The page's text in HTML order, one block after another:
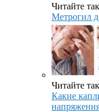
Читайте
Метрогил
Читайте
Какие